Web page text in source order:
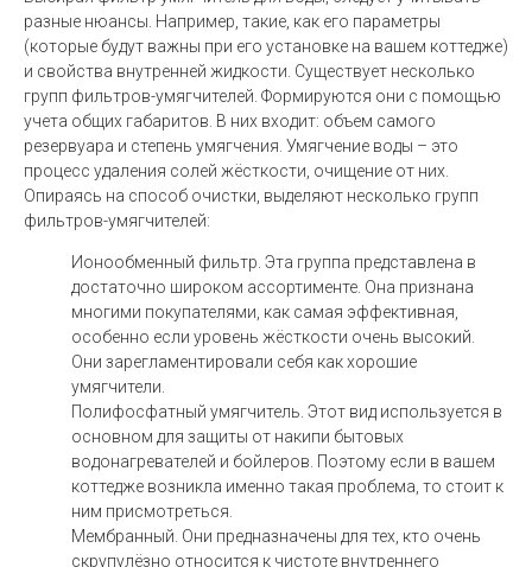
разные нюансы. Например, такие, как его параметры
(которые будут важны при его установке на вашем коттедже)
и свойства внутренней жидкости. Существует несколько
групп фильтров-умягчителей. Формируются они с помощью
учета общих габаритов. В них входит: объем самого
резервуара и степень умягчения. Умягчение воды – это
процесс удаления солей жёсткости, очищение от них.
Опираясь на способ очистки, выделяют несколько групп
фильтров-умягчителей:
Ионообменный фильтр. Эта группа представлена в
достаточно широком ассортименте. Она признана
многими покупателями, как самая эффективная,
особенно если уровень жёсткости очень высокий.
Они зарегламентировали себя как хорошие
умягчители.
Полифосфатный умягчитель. Этот вид используется в
основном для защиты от накипи бытовых
водонагревателей и бойлеров. Поэтому если в вашем
коттедже возникла именно такая проблема, то стоит к
ним присмотреться.
Мембранный. Они предназначены для тех, кто очень
скрупулёзно относится к чистоте внутреннего